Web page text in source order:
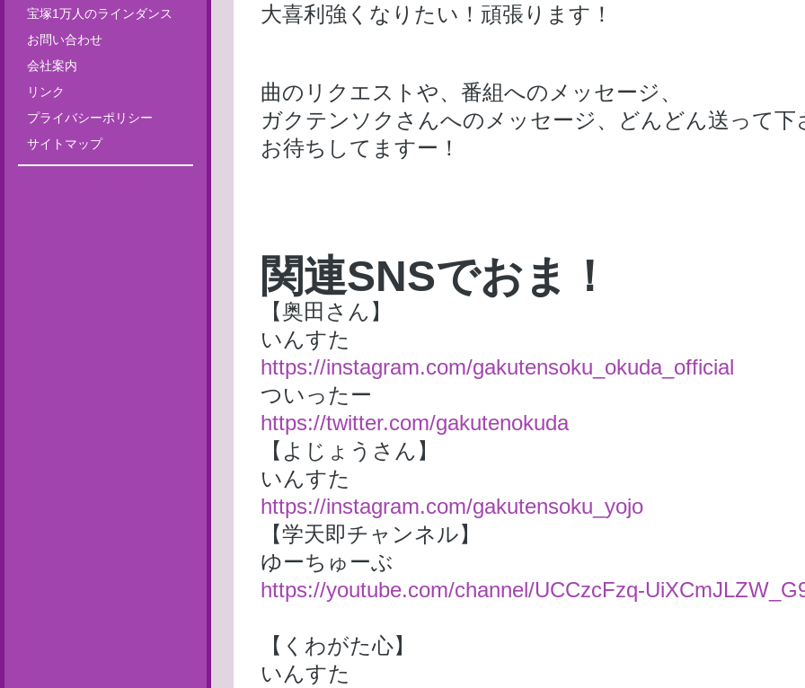
宝塚1万人のラインダンス
お問い合わせ
会社案内
リンク
プライバシーポリシー
サイトマップ
大喜利強くなりたい！頑張ります！
曲のリクエストや、番組へのメッセージ、
ガクテンソクさんへのメッセージ、どんどん送って下
お待ちしてますー！
関連SNSでおま！
【奥田さん】
いんすた
https://instagram.com/gakutensoku_okuda_official
ついったー
https://twitter.com/gakutenokuda
【よじょうさん】
いんすた
https://instagram.com/gakutensoku_yojo
【学天即チャンネル】
ゆーちゅーぶ
https://youtube.com/channel/UCCzcFzq-
【くわがた心】
いんすた